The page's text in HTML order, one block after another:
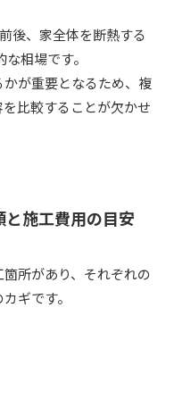
後、家全体を断熱する
相場です。
が重要となるため、複
比較することが欠かせ
施工費用の目安
所があり、それぞれの
ギです。